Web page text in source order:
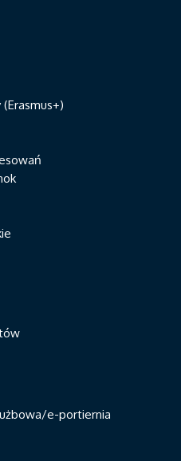
e-portiernia